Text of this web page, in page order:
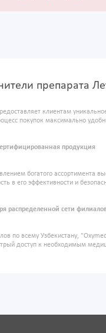
препарата
клиентам
покупок максимально
продукция
богатого ассортимента
в его эффективности и
распределенной сети
по всему Узбекистану,
доступ к необходимым